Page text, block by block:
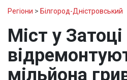
Регіони > Білгород-Дністровський
Міст у Затоці
мільйона